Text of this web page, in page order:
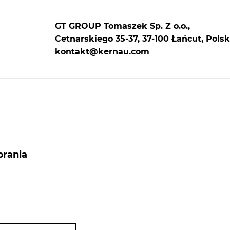
prosty montaż. Wybierając oryginalny komponent
GT GROUP Tomaszek Sp. Z o.o.,
Cetnarskiego 35-37, 37-100 Łańcut,
kontakt@kernau.com